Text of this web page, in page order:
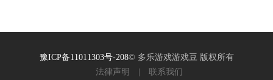
豫ICP备11011303号-208© 多乐游戏游戏豆 版权所有
法律声明
联系我们